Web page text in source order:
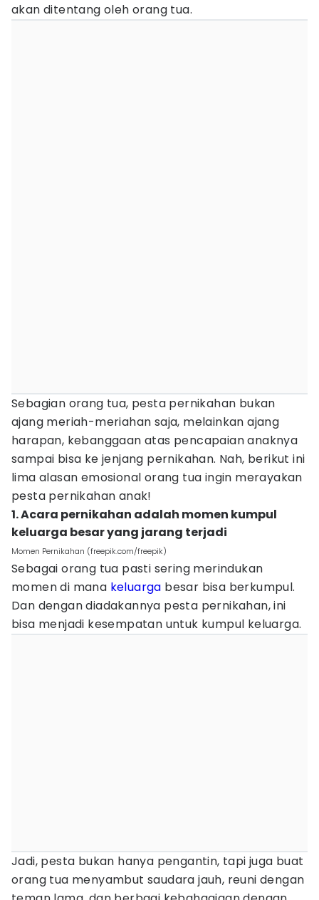
akan ditentang oleh orang tua.
Sebagian orang tua, pesta pernikahan bukan
ajang meriah-meriahan saja, melainkan ajang
harapan, kebanggaan atas pencapaian anaknya
sampai bisa ke jenjang pernikahan. Nah, berikut ini
lima alasan emosional orang tua ingin merayakan
pesta pernikahan anak!
1. Acara pernikahan adalah momen kumpul
keluarga besar yang jarang terjadi
Momen Pernikahan (freepik.com/freepik)
Sebagai orang tua pasti sering merindukan
momen di mana keluarga besar bisa berkumpul.
Dan dengan diadakannya pesta pernikahan, ini
bisa menjadi kesempatan untuk kumpul keluarga.
Jadi, pesta bukan hanya pengantin, tapi juga buat
orang tua menyambut saudara jauh, reuni dengan